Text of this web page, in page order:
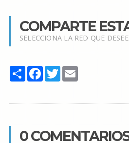
COMPARTE
SELECCIONA LA RED QUE
Share Facebook
TwitterEmail
0